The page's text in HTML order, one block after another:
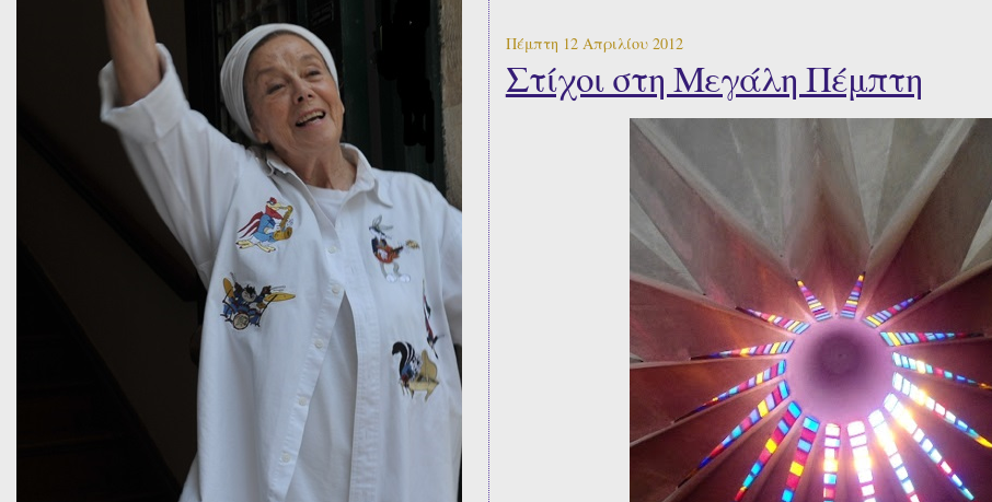
Πέμπτη 12 Απριλίου 2012
Στίχοι στη Μεγάλη Πέμπτη